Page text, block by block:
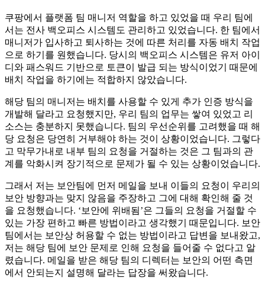
쿠팡에서 플랫폼 팀 매니저 역할을 하고 있었을 때 우리 팀에
서는 전사 백오피스 시스템도 관리하고 있었습니다. 한 팀에서
매니저가 입사하고 퇴사하는 것에 따른 처리를 자동 배치 작업
으로 하기를 원했습니다. 당시의 백오피스 시스템은 유저 아이
디와 패스워드 기반으로 토큰이 발급 되는 방식이었기 때문에
배치 작업을 하기에는 적합하지 않았습니다.
해당 팀의 매니저는 배치를 사용할 수 있게 추가 인증 방식을
개발해 달라고 요청했지만, 우리 팀의 업무는 쌓여 있었고 리
소스는 충분하지 못했습니다. 팀의 우선순위를 고려했을 때 해
당 요청은 당연히 거부해야 하는 것이 상황이었습니다. 그렇다
고 막무가내로 내부 팀의 요청을 거절하는 것은 그 팀과의 관
계를 악화시켜 장기적으로 문제가 될 수 있는 상황이었습니다.
그래서 저는 보안팀에 먼저 메일을 보내 이들의 요청이 우리의
보안 방향과는 맞지 않음을 주장하고 그에 대해 확인해 줄 것
을 요청했습니다. ‘보안에 위배됨’은 그들의 요청을 거절할 수
있는 가장 편하고 빠른 방법이라고 생각했기 때문입니다. 보안
팀에서는 보안상 허용할 수 없는 방법이라고 답변을 보내왔고,
저는 해당 팀에 보안 문제로 인해 요청을 들어줄 수 없다고 알
렸습니다. 메일을 받은 해당 팀의 디렉터는 보안의 어떤 측면
에서 안되는지 설명해 달라는 답장을 써왔습니다.